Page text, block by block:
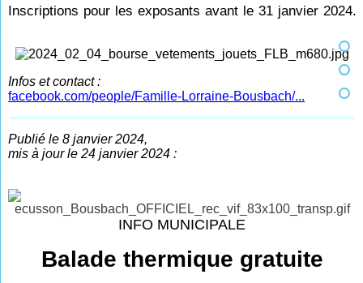
Inscriptions pour les exposants avant le 31 janvier 2024.
Infos et contact :
facebook.com/people/Famille-Lorraine-Bousbach/...
Publié le 8 janvier 2024,
mis à jour le 24 janvier 2024 :
INFO MUNICIPALE
Balade thermique gratuite